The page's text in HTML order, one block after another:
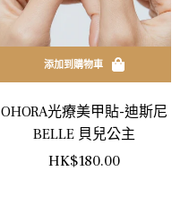
添加到購物車
OHORA光療美甲貼-迪斯尼
BELLE 貝兒公主
正
HK$180.00